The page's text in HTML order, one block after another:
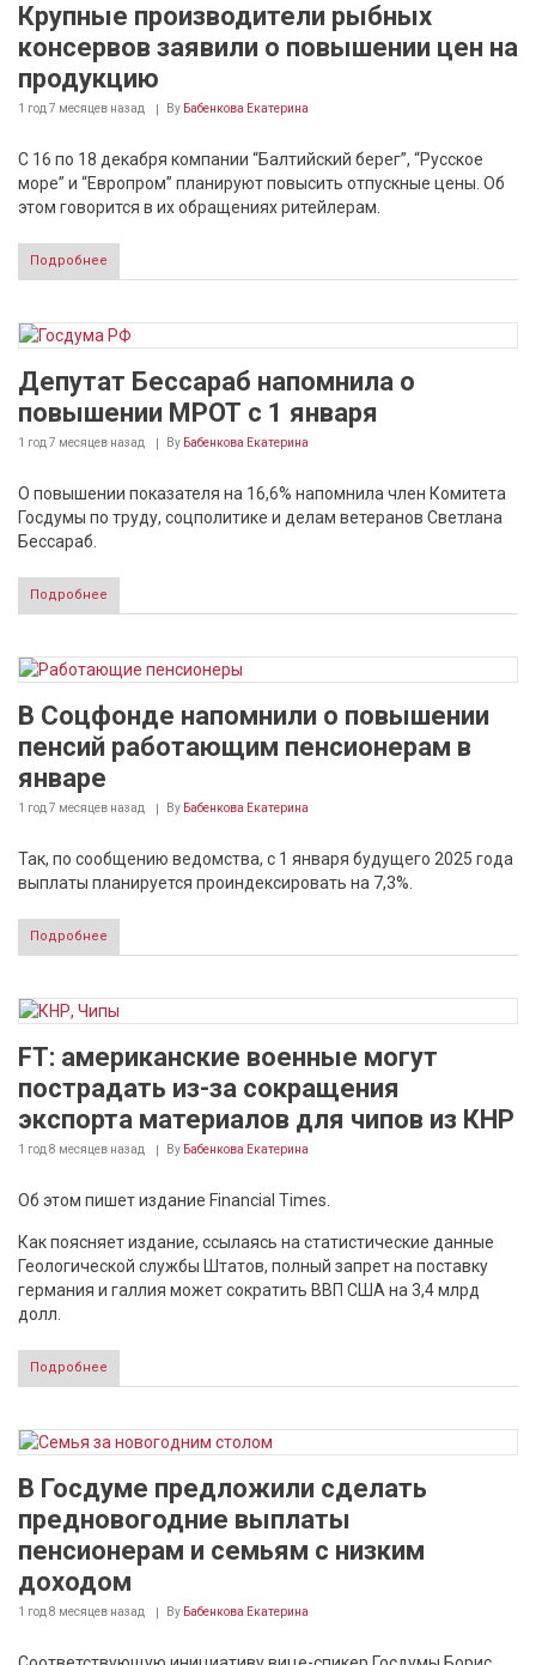
Крупные производители рыбных
консервов заявили о повышении цен на
продукцию
1 год 7 месяцев назад By Бабенкова Екатерина
С 16 по 18 декабря компании “Балтийский берег”, “Русское
море” и “Европром” планируют повысить отпускные цены. Об
этом говорится в их обращениях ритейлерам.
Подробнее
Депутат Бессараб напомнила о
повышении МРОТ с 1 января
1 год 7 месяцев назад By Бабенкова Екатерина
О повышении показателя на 16,6% напомнила член Комитета
Госдумы по труду, соцполитике и делам ветеранов Светлана
Бессараб.
Подробнее
В Соцфонде напомнили о повышении
пенсий работающим пенсионерам в
январе
1 год 7 месяцев назад By Бабенкова Екатерина
Так, по сообщению ведомства, с 1 января будущего 2025 года
выплаты планируется проиндексировать на 7,3%.
Подробнее
FT: американские военные могут
пострадать из-за сокращения
экспорта материалов для чипов из КНР
1 год 8 месяцев назад By Бабенкова Екатерина
Об этом пишет издание Financial Times.
Как поясняет издание, ссылаясь на статистические данные
Геологической службы Штатов, полный запрет на поставку
германия и галлия может сократить ВВП США на 3,4 млрд
долл.
Подробнее
В Госдуме предложили сделать
предновогодние выплаты
пенсионерам и семьям с низким
доходом
1 год 8 месяцев назад By Бабенкова Екатерина